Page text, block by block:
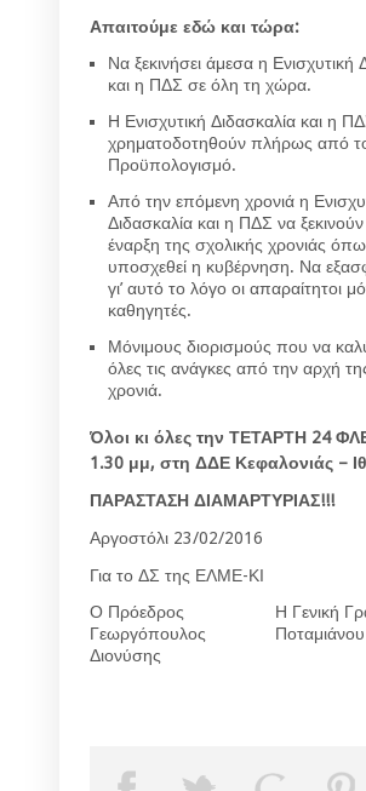
Απαιτούμε εδώ και τώρα:
Να ξεκινήσει άμεσα η Ενισχυτική
και η ΠΔΣ σε όλη τη χώρα.
Η Ενισχυτική Διδασκαλία και η
χρηματοδοτηθούν πλήρως από
Προϋπολογισμό.
Από την επόμενη χρονιά η
Διδασκαλία και η ΠΔΣ να
έναρξη της σχολικής χρονιάς
υποσχεθεί η κυβέρνηση. Να
γι’ αυτό το λόγο οι απαραίτητοι
καθηγητές.
Μόνιμους διορισμούς που να
όλες τις ανάγκες από την αρχή
χρονιά.
Όλοι κι όλες την ΤΕΤΑΡΤΗ 24
1.30 μμ, στη ΔΔΕ Κεφαλονιάς –
ΠΑΡΑΣΤΑΣΗ ΔΙΑΜΑΡΤΥΡΙΑΣ!!!
Αργοστόλι 23/02/2016
Για το ΔΣ της ΕΛΜΕ-ΚΙ
Ο Πρόεδρος
Η Γενική
Γεωργόπουλος
Διονύσης